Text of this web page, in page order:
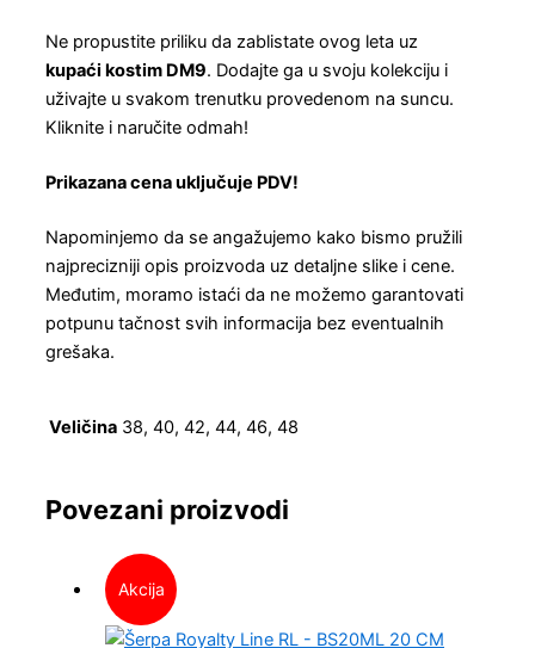
Ne propustite priliku da zablistate ovog leta uz
kupaći kostim DM9. Dodajte ga u svoju kolekciju i
uživajte u svakom trenutku provedenom na suncu.
Kliknite i naručite odmah!
Prikazana cena uključuje PDV!
Napominjemo da se angažujemo kako bismo pružili
najprecizniji opis proizvoda uz detaljne slike i cene.
Međutim, moramo istaći da ne možemo garantovati
potpunu tačnost svih informacija bez eventualnih
grešaka.
Veličina 38, 40, 42, 44, 46, 48
Povezani proizvodi
Akcija